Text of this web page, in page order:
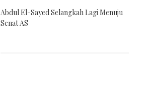
Abdul El-Sayed Selangkah Lagi Menuju
Senat AS